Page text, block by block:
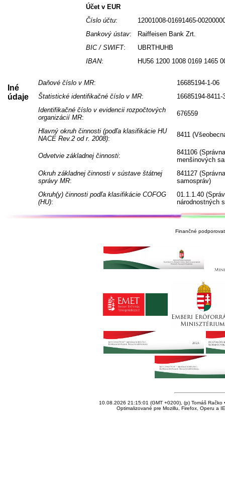
Účet v EUR
Číslo účtu:
12001008-01691465-
Bankový ústav:
Raiffeisen Bank Zrt.
BIC / SWIFT:
UBRTHUHB
IBAN: HU56 1200 1008 0169 1465
Iné
údaje
Daňové číslo v MR:
16685194-1-06
Štatistické identifikačné číslo v MR:
16685194-8411-
Identifikačné číslo v evidencii rozpočtových
organizácií MR:
676559
Hlavný okruh činnosti (podľa klasifikácie HU
NACE Rev.2 od r. 2008):
8411
Odvetvie základnej činnosti:
841106
menšinových
Okruh základnej činnosti v sústave štátnej
správy MR:
841127
samospráv)
Okruh(y) činnosti podľa klasifikácie COFOG
(HU):
01.1.1.40
národnostných
Finančné
10.08.2026 21:15:01 (GMT +0200), (p) Tomáš Račko
Optimalizované pre Mozillu, Firefox, Operu a